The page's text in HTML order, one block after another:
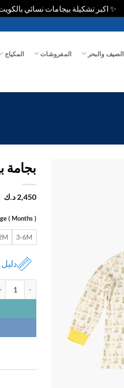
✨ اكبر تشكيلة بيجامات نسائي
الصيف والبحر المفروشات المكياج
2,450 د.ك
( Months )
3-6M